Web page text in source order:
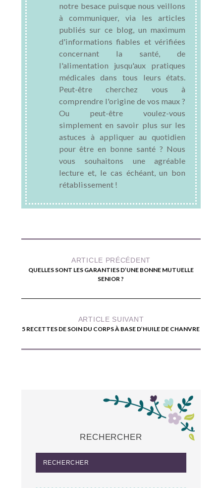
notre besace puisque nous veillons
à communiquer, via les articles
publiés sur ce blog, un maximum
d'informations fiables et vérifiées
concernant la santé, de
l'alimentation jusqu'aux pratiques
médicales dans tous leurs états.
Peut-être cherchez vous à
comprendre l'origine de vos maux ?
Ou peut-être voulez-vous
simplement en savoir plus sur les
astuces à appliquer au quotidien
pour être en bonne santé ? Nous
vous souhaitons une agréable
lecture et, le cas échéant, un bon
rétablissement !
ARTICLE PRÉCÉDENT
QUELLES SONT LES GARANTIES D’UNE BONNE MUTUELLE
SENIOR ?
ARTICLE SUIVANT
5 RECETTES DE SOIN DU CORPS À BASE D’HUILE DE CHANVRE
RECHERCHER